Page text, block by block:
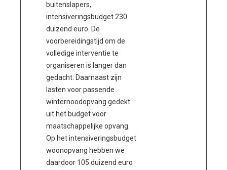
buitenslapers,
intensiveringsbudget 230
duizend euro. De
voorbereidingstijd om de
volledige interventie te
organiseren is langer dan
gedacht. Daarnaast zijn
lasten voor passende
winternoodopvang gedekt
uit het budget voor
maatschappelijke opvang.
Op het intensiveringsbudget
woonopvang hebben we
daardoor 105 duizend euro